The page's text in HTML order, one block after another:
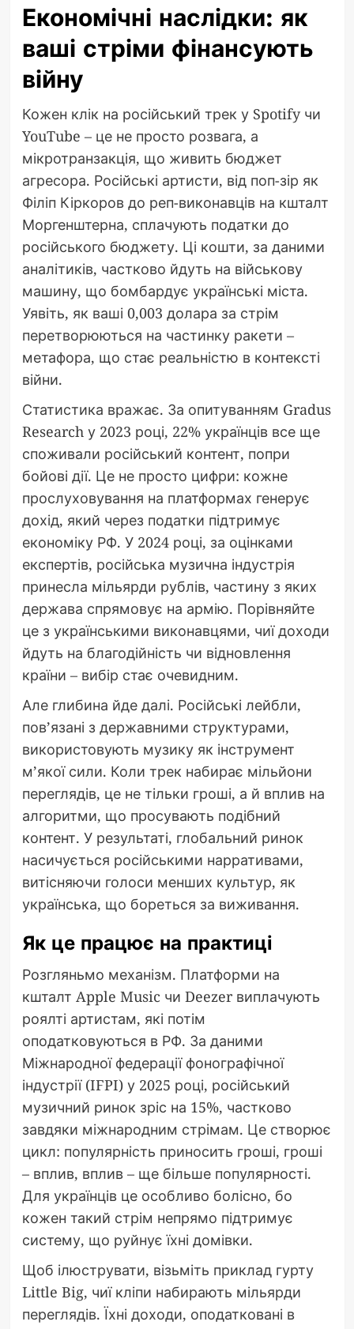
Економічні наслідки: як
ваші стріми фінансують
війну
Кожен клік на російський трек у Spotify чи
YouTube – це не просто розвага, а
мікротранзакція, що живить бюджет
агресора. Російські артисти, від поп-зір як
Філіп Кіркоров до реп-виконавців на кшталт
Моргенштерна, сплачують податки до
російського бюджету. Ці кошти, за даними
аналітиків, частково йдуть на військову
машину, що бомбардує українські міста.
Уявіть, як ваші 0,003 долара за стрім
перетворюються на частинку ракети –
метафора, що стає реальністю в контексті
війни.
Статистика вражає. За опитуванням Gradus
Research у 2023 році, 22% українців все ще
споживали російський контент, попри
бойові дії. Це не просто цифри: кожне
прослуховування на платформах генерує
дохід, який через податки підтримує
економіку РФ. У 2024 році, за оцінками
експертів, російська музична індустрія
принесла мільярди рублів, частину з яких
держава спрямовує на армію. Порівняйте
це з українськими виконавцями, чиї доходи
йдуть на благодійність чи відновлення
країни – вибір стає очевидним.
Але глибина йде далі. Російські лейбли,
пов’язані з державними структурами,
використовують музику як інструмент
м’якої сили. Коли трек набирає мільйони
переглядів, це не тільки гроші, а й вплив на
алгоритми, що просувають подібний
контент. У результаті, глобальний ринок
насичується російськими нарративами,
витісняючи голоси менших культур, як
українська, що бореться за виживання.
Як це працює на практиці
Розгляньмо механізм. Платформи на
кшталт Apple Music чи Deezer виплачують
роялті артистам, які потім
оподатковуються в РФ. За даними
Міжнародної федерації фонографічної
індустрії (IFPI) у 2025 році, російський
музичний ринок зріс на 15%, частково
завдяки міжнародним стрімам. Це створює
цикл: популярність приносить гроші, гроші
– вплив, вплив – ще більше популярності.
Для українців це особливо болісно, бо
кожен такий стрім непрямо підтримує
систему, що руйнує їхні домівки.
Щоб ілюструвати, візьміть приклад гурту
Little Big, чиї кліпи набирають мільярди
переглядів. Їхні доходи, оподатковані в